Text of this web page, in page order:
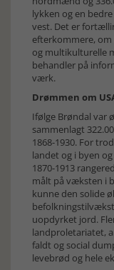
lykken og en
vest. Det er
efterkommere,
og multikulturelle
behandler på
værk.
Drømmen om
Ifølge Brøndal var
sammenlagt
1868-1930. For
landet og i byen
1870-1913
målt på væksten i
kunne den solide
uopdyrket jord.
landproletariatet,
faldt og social
levebrød og hele